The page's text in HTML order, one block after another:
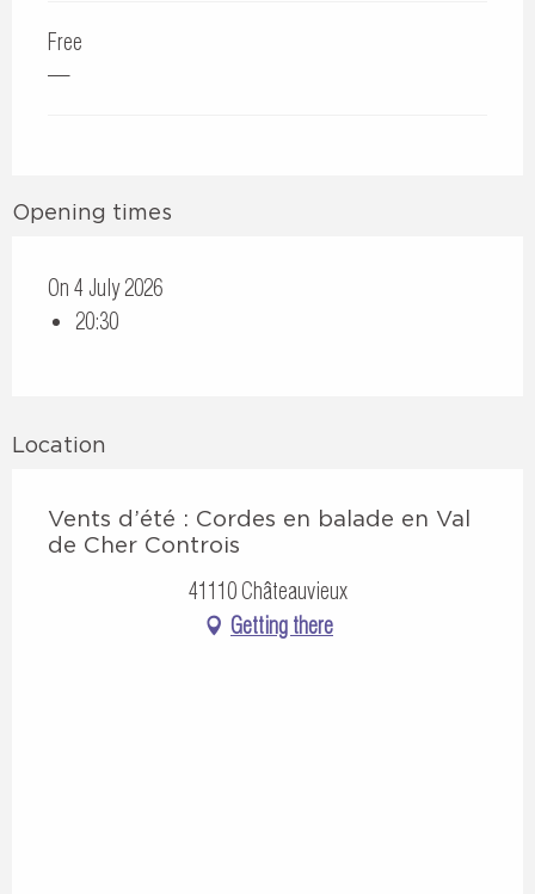
Free
—
Opening times
On 4 July 2026
20:30
Location
Vents d’été : Cordes en balade en Val
de Cher Controis
41110 Châteauvieux
Getting there